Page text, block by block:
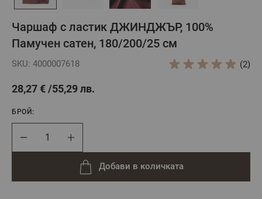
Чаршаф с ластик ДЖИНДЖЪР, 100%
Памучен сатен, 180/200/25 см
SKU: 4000007618 (2)
28,27 € 55,29 лв.
БРОЙ:
Добави в количката